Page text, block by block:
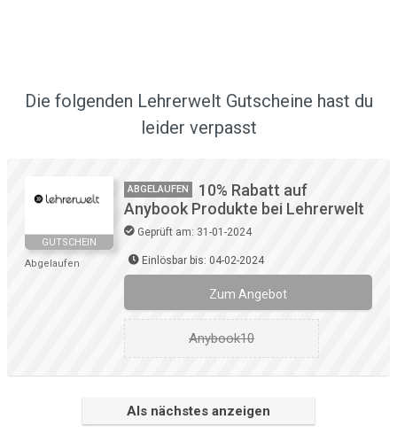
Die folgenden Lehrerwelt Gutscheine hast du
leider verpasst
GUTSCHEIN
Abgelaufen
ABGELAUFEN
10% Rabatt auf
Anybook Produkte bei Lehrerwelt
Geprüft am: 31-01-2024
Einlösbar bis: 04-02-2024
Zum Angebot
Anybook10
Als nächstes anzeigen